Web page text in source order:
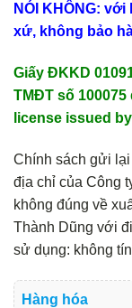
NÓI KHÔNG:
xứ, không bảo
Giấy ĐKKD
TMĐT số
license issued
Chính sách gửi
địa chỉ của Công
không đúng về
Thành Dũng với
sử dụng: không
Hàng hóa